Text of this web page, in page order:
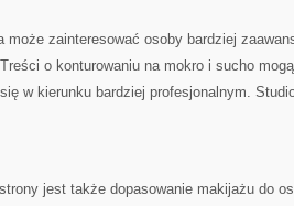
może zainteresować osoby bardziej
o konturowaniu na mokro i sucho
w kierunku bardziej profesjonalnym.
jest także dopasowanie makijażu do